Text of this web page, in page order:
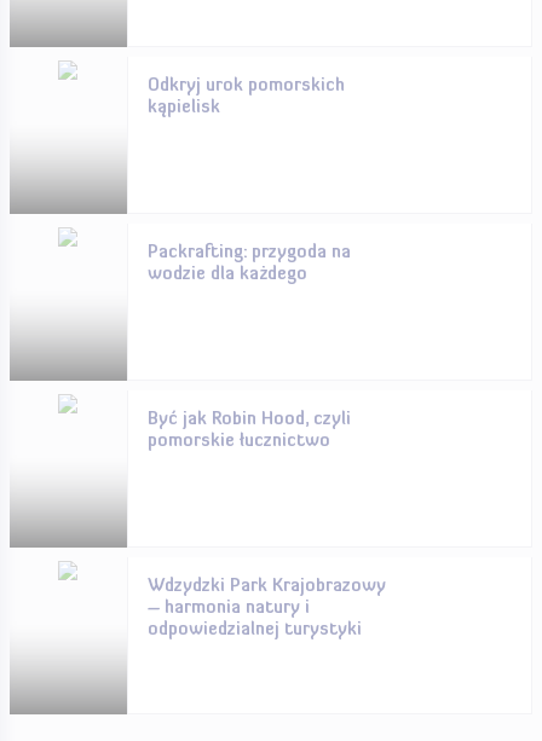
Odkryj urok pomorskich
kąpielisk
Packrafting: przygoda na
wodzie dla każdego
Być jak Robin Hood, czyli
pomorskie łucznictwo
Wdzydzki Park Krajobrazowy
– harmonia natury i
odpowiedzialnej turystyki